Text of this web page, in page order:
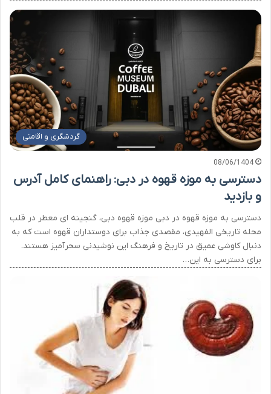
گردشگری و اقامتی
08/06/1404
دسترسی به موزه قهوه در دبی: راهنمای کامل آدرس
و بازدید
دسترسی به موزه قهوه در دبی موزه قهوه دبی، گنجینه ای معطر در قلب
محله تاریخی الفهیدی، مقصدی جذاب برای دوستداران قهوه است که به
دنبال کاوشی عمیق در تاریخ و فرهنگ این نوشیدنی سحرآمیز هستند.
برای دسترسی به این…